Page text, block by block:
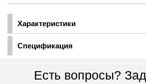
Характеристики
Спецификация
Есть вопросы?